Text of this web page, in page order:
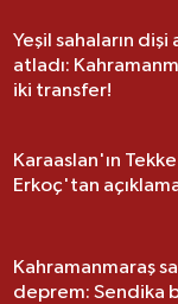
Yeşil sahaların dişi
atladı:
iki transfer!
Karaaslan'ın Tekke
Erkoç'tan
Kahramanmaraş
deprem: Sendika